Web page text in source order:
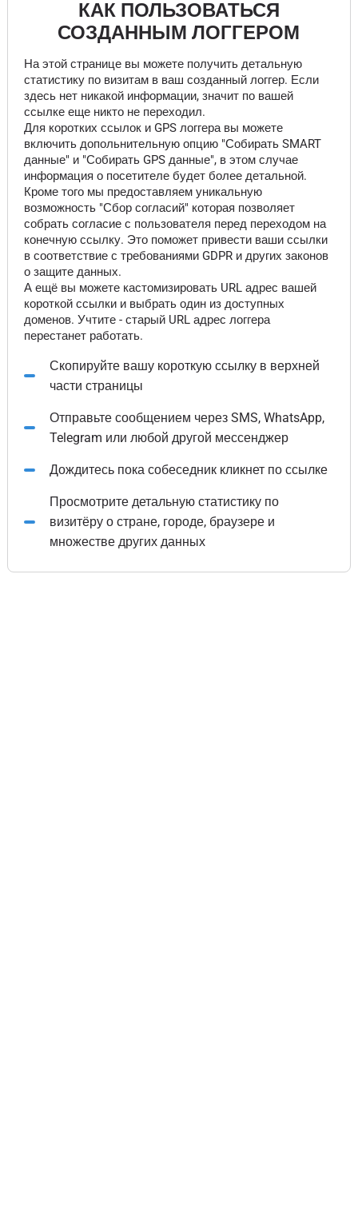
КАК ПОЛЬЗОВАТЬСЯ
СОЗДАННЫМ ЛОГГЕРОМ
На этой странице вы можете получить детальную
статистику по визитам в ваш созданный логгер. Если
здесь нет никакой информации, значит по вашей
ссылке еще никто не переходил.
Для коротких ссылок и GPS логгера вы можете
включить допольнительную опцию "Собирать SMART
данные" и "Собирать GPS данные", в этом случае
информация о посетителе будет более детальной.
Кроме того мы предоставляем уникальную
возможность "Сбор согласий" которая позволяет
собрать согласие с пользователя перед переходом на
конечную ссылку. Это поможет привести ваши ссылки
в соответствие с требованиями GDPR и других законов
о защите данных.
А ещё вы можете кастомизировать URL адрес вашей
короткой ссылки и выбрать один из доступных
доменов. Учтите - старый URL адрес логгера
перестанет работать.
Скопируйте вашу короткую ссылку в верхней
части страницы
Отправьте сообщением через SMS, WhatsApp,
Telegram или любой другой мессенджер
Дождитесь пока собеседник кликнет по ссылке
Просмотрите детальную статистику по
визитёру о стране, городе, браузере и
множестве других данных